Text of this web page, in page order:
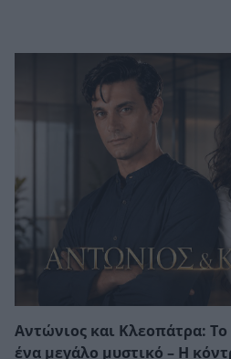
Αντώνιος και Κλεοπάτρα: Το
ένα μεγάλο μυστικό – Η